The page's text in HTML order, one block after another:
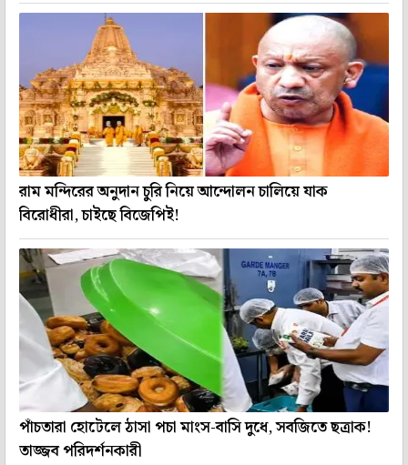
রাম মন্দিরের অনুদান চুরি নিয়ে আন্দোলন চালিয়ে যাক
বিরোধীরা, চাইছে বিজেপিই!
পাঁচতারা হোটেলে ঠাসা পচা মাংস-বাসি দুধে, সবজিতে ছত্রাক!
তাজ্জব পরিদর্শনকারী